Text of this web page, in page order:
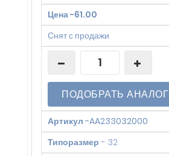
Цена-61.00
Снят с продажи
ПОДОБРАТЬ АНАЛОГ
Артикул -AA233032000
Типоразмер - 32